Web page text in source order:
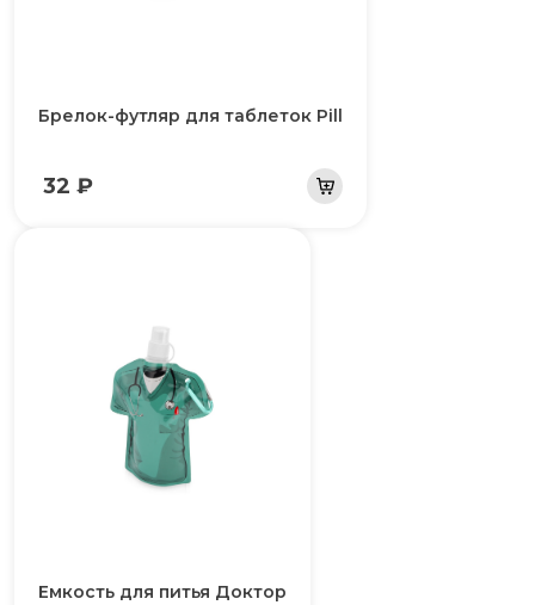
Брелок-футляр для таблеток Pill
32 ₽
Емкость для питья Доктор